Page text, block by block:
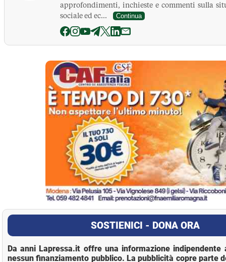
approfondimenti, inchieste e commenti sulla
sociale ed ec...
Continua
SOSTIENICI - DONA ORA
Da anni Lapressa.it offre una informazione indipendente
nessun finanziamento pubblico. La pubblicità copre parte